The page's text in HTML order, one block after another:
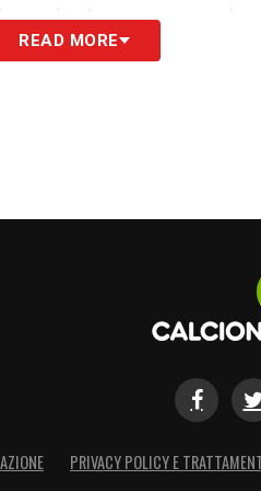
molto lungo, non può
avremo all’inizio del
READ MORE
PRIVACY POLICY E